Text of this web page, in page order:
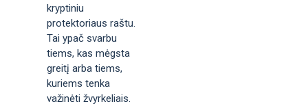
kryptiniu
protektoriaus raštu.
Tai ypač svarbu
tiems, kas mėgsta
greitį arba tiems,
kuriems tenka
važinėti žvyrkeliais.